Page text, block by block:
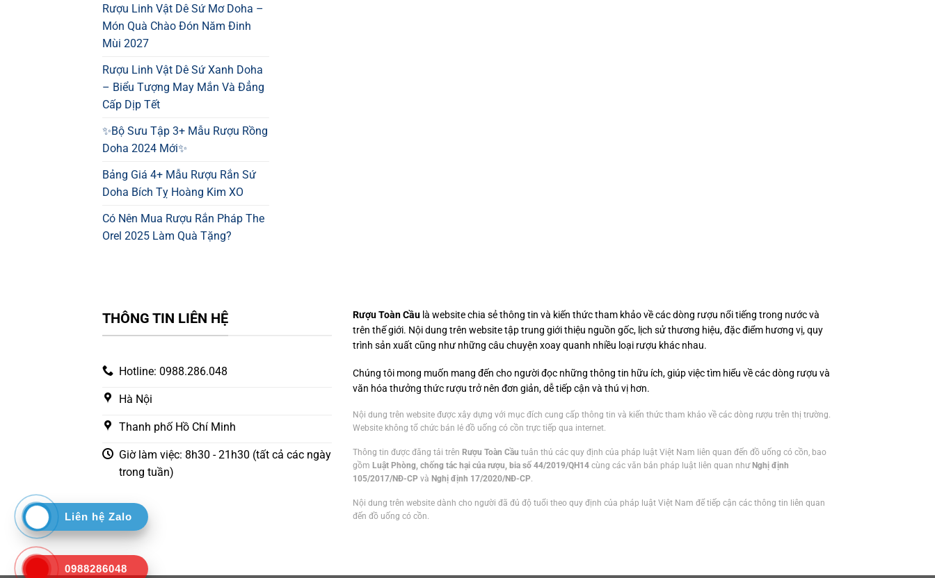
Rượu Linh Vật Dê Sứ Mơ Doha –
Món Quà Chào Đón Năm Đinh
Mùi 2027
Rượu Linh Vật Dê Sứ Xanh Doha
– Biểu Tượng May Mắn Và Đẳng
Cấp Dịp Tết
✨Bộ Sưu Tập 3+ Mẫu Rượu Rồng
Doha 2024 Mới✨
Bảng Giá 4+ Mẫu Rượu Rắn Sứ
Doha Bích Tỵ Hoàng Kim XO
Có Nên Mua Rượu Rắn Pháp The
Orel 2025 Làm Quà Tặng?
THÔNG TIN LIÊN HỆ
Hotline: 0988.286.048
Hà Nội
Thanh phố Hồ Chí Minh
Giờ làm việc: 8h30 - 21h30 (tất cả các ngày
trong tuần)
Rượu Toàn Cầu là website chia sẻ thông tin và kiến thức tham khảo về các dòng rượu nổi tiếng trong nước và
trên thế giới. Nội dung trên website tập trung giới thiệu nguồn gốc, lịch sử thương hiệu, đặc điểm hương vị, quy
trình sản xuất cũng như những câu chuyện xoay quanh nhiều loại rượu khác nhau.
Chúng tôi mong muốn mang đến cho người đọc những thông tin hữu ích, giúp việc tìm hiểu về các dòng rượu và
văn hóa thưởng thức rượu trở nên đơn giản, dễ tiếp cận và thú vị hơn.
Nội dung trên website được xây dựng với mục đích cung cấp thông tin và kiến thức tham khảo về các dòng rượu trên thị trường.
Website không tổ chức bán lẻ đồ uống có cồn trực tiếp qua internet.
Thông tin được đăng tải trên Rượu Toàn Cầu tuân thủ các quy định của pháp luật Việt Nam liên quan đến đồ uống có cồn, bao
gồm Luật Phòng, chống tác hại của rượu, bia số 44/2019/QH14 cùng các văn bản pháp luật liên quan như Nghị định
105/2017/NĐ-CP và Nghị định 17/2020/NĐ-CP.
Nội dung trên website dành cho người đã đủ độ tuổi theo quy định của pháp luật Việt Nam để tiếp cận các thông tin liên quan
đến đồ uống có cồn.
Liên hệ Zalo
0988286048